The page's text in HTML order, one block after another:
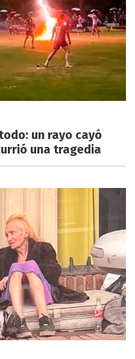
un rayo cayó
una tragedia